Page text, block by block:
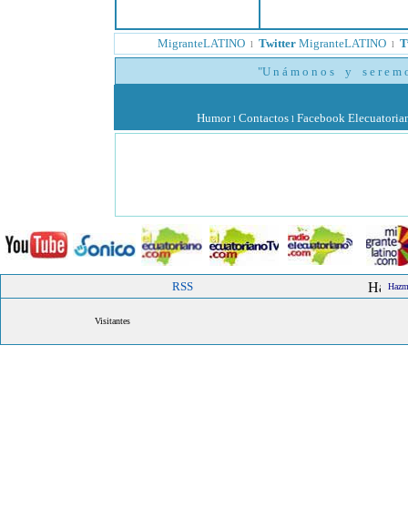
MigranteLATINO l Twitter MigranteLATINO l
"U n á m o n o s y s e r e m
Humor l Contactos l Facebook
RSS
Visitantes